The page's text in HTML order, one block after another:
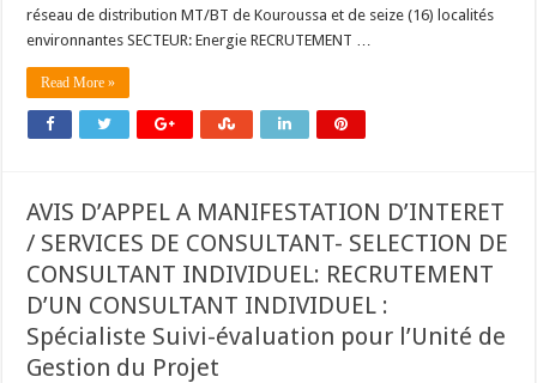
réseau de distribution MT/BT de Kouroussa et de seize (16) localités
environnantes SECTEUR: Energie RECRUTEMENT …
Read More »
AVIS D’APPEL A MANIFESTATION D’INTERET
/ SERVICES DE CONSULTANT- SELECTION DE
CONSULTANT INDIVIDUEL: RECRUTEMENT
D’UN CONSULTANT INDIVIDUEL :
Spécialiste Suivi-évaluation pour l’Unité de
Gestion du Projet